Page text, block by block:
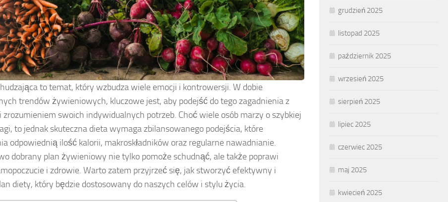
to temat, który wzbudza wiele emocji i kontrowersji. W dobie
trendów żywieniowych, kluczowe jest, aby podejść do tego zagadnienia z
zrozumieniem swoich indywidualnych potrzeb. Choć wiele osób marzy o szybkiej
to jednak skuteczna dieta wymaga zbilansowanego podejścia, które
odpowiednią ilość kalorii, makroskładników oraz regularne nawadnianie.
dobrany plan żywieniowy nie tylko pomoże schudnąć, ale także poprawi
i zdrowie. Warto zatem przyjrzeć się, jak stworzyć efektywny i
diety, który będzie dostosowany do naszych celów i stylu życia.
grudzień 2025
listopad 2025
październik 2025
wrzesień 2025
sierpień 2025
lipiec 2025
czerwiec 2025
maj 2025
kwiecień 2025